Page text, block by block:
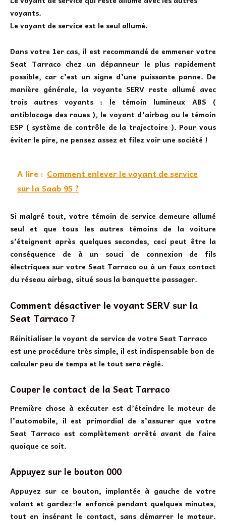
voyants.
Le voyant de service est le seul allumé.
Dans votre 1er cas, il est recommandé de emmener votre
Seat Tarraco chez un dépanneur le plus rapidement
possible, car c’est un signe d’une puissante panne. De
manière générale, la voyante SERV reste allumé avec
trois autres voyants : le témoin lumineux ABS (
antiblocage des roues ), le voyant d’airbag ou le témoin
ESP ( système de contrôle de la trajectoire ). Pour vous
éviter le pire, ne pensez assez et filez voir une société !
A lire : Comment enlever le voyant de service
sur la Saab 95 ?
Si malgré tout, votre témoin de service demeure allumé
seul et que tous les autres témoins de la voiture
s’éteignent après quelques secondes, ceci peut être la
conséquence de à un souci de connexion de fils
électriques sur votre Seat Tarraco ou à un faux contact
du réseau airbag, situé sous la banquette passager.
Comment désactiver le voyant SERV sur la
Seat Tarraco ?
Réinitialiser le voyant de service de votre Seat Tarraco
est une procédure très simple, il est indispensable bon de
calculer peu de temps et le tout sera réglé.
Couper le contact de la Seat Tarraco
Première chose à exécuter est d’éteindre le moteur de
l’automobile, il est primordial de s’assurer que votre
Seat Tarraco est complètement arrêté avant de faire
quoique ce soit.
Appuyez sur le bouton 000
Appuyez sur ce bouton, implantée à gauche de votre
volant et gardez-le enfoncé pendant quelques minutes,
tout en insérant le contact, sans démarrer le moteur.